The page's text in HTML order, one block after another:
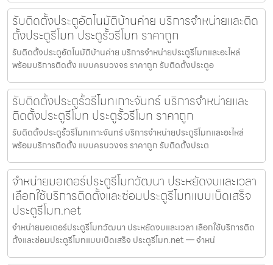
รับติดตั้งประตูอัตโนมัติบ้านค่าย บริการจำหน่ายและติด
ตั้งประตูรีโมท ประตูรั้วรีโมท ราคาถูก
รับติดตั้งประตูอัตโนมัติบ้านค่าย บริการจำหน่ายประตูรีโมทและอะไหล่
พร้อมบริการติดตั้ง แบบครบวงจร ราคาถูก รับติดตั้งประตูอ
รับติดตั้งประตูรั้วรีโมทเกาะจันทร์ บริการจำหน่ายและ
ติดตั้งประตูรีโมท ประตูรั้วรีโมท ราคาถูก
รับติดตั้งประตูรั้วรีโมทเกาะจันทร์ บริการจำหน่ายประตูรีโมทและอะไหล่
พร้อมบริการติดตั้ง แบบครบวงจร ราคาถูก รับติดตั้งประต
จำหน่ายมอเตอร์ประตูรีโมทวัฒนา ประหยัดงบและเวลา
เลือกใช้บริการติดตั้งและซ่อมประตูรีโมทแบบเบ็ดเสร็จ
ประตูรีโมท.net
จำหน่ายมอเตอร์ประตูรีโมทวัฒนา ประหยัดงบและเวลา เลือกใช้บริการติด
ตั้งและซ่อมประตูรีโมทแบบเบ็ดเสร็จ ประตูรีโมท.net — จำหน่